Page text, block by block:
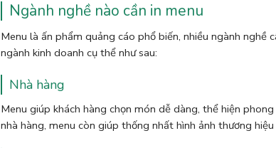
Ngành nghề nào cần in menu
Menu là ấn phẩm quảng cáo phổ biến, nhiều ngành
ngành kinh doanh cụ thể như sau:
Nhà hàng
Menu giúp khách hàng chọn món dễ dàng, thể hiện
nhà hàng, menu còn giúp thống nhất hình ảnh thương